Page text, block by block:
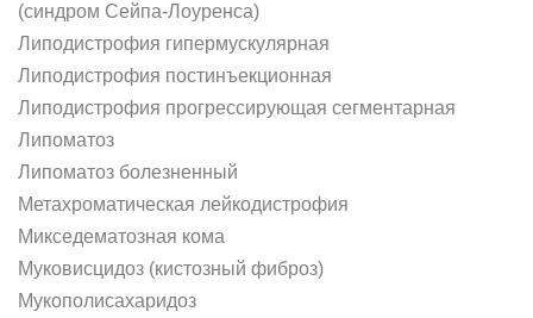
(синдром Сейпа-Лоуренса)
Липодистрофия гипермускулярная
Липодистрофия постинъекционная
Липодистрофия прогрессирующая сегментарная
Липоматоз
Липоматоз болезненный
Метахроматическая лейкодистрофия
Микседематозная кома
Муковисцидоз (кистозный фиброз)
Мукополисахаридоз